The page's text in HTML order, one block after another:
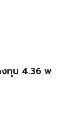
งทุน 4.36 พ